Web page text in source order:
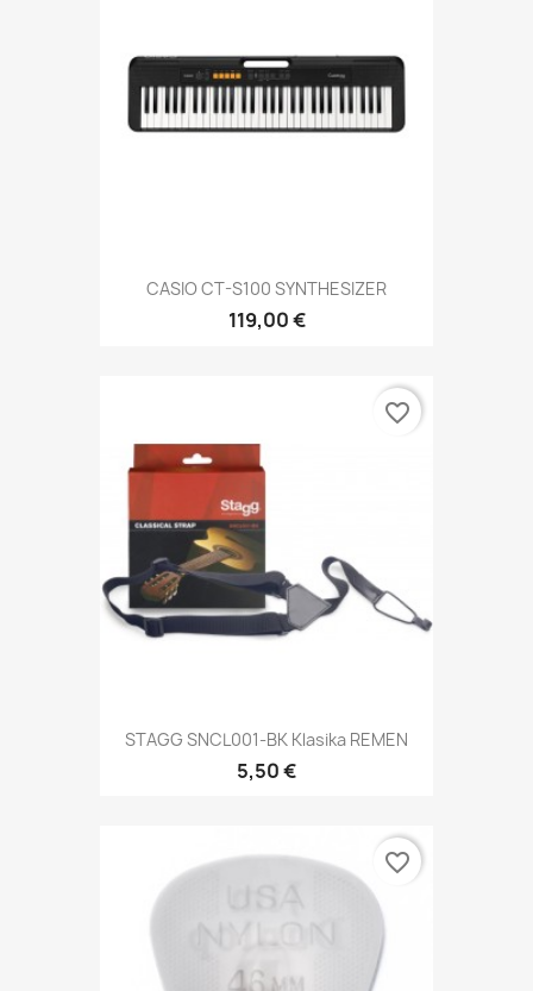
CASIO CT-S100 SYNTHESIZER
119,00 €
STAGG SNCL001-BK Klasika REMEN
5,50 €
favorite_border
favorite_border